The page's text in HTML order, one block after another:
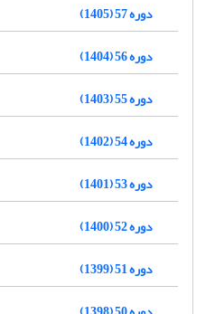
دوره 57 (1405)
دوره 56 (1404)
دوره 55 (1403)
دوره 54 (1402)
دوره 53 (1401)
دوره 52 (1400)
دوره 51 (1399)